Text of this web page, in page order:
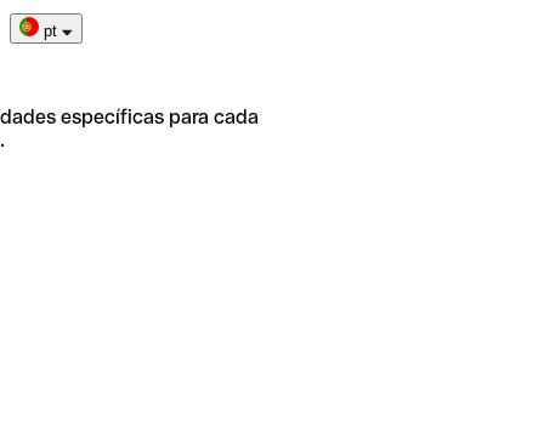
pt
específicas para cada